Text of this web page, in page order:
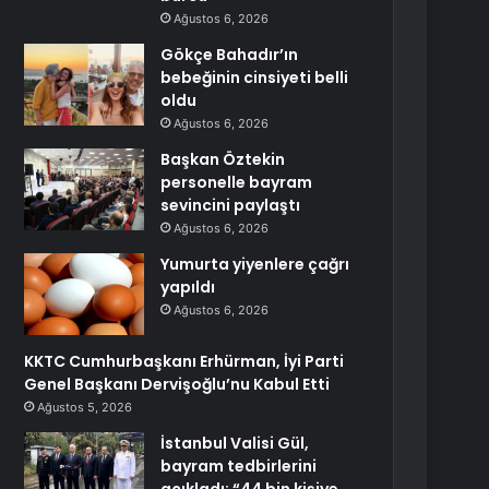
Ağustos 6, 2026
Gökçe Bahadır’ın
bebeğinin cinsiyeti belli
oldu
Ağustos 6, 2026
Başkan Öztekin
personelle bayram
sevincini paylaştı
Ağustos 6, 2026
Yumurta yiyenlere çağrı
yapıldı
Ağustos 6, 2026
KKTC Cumhurbaşkanı Erhürman, İyi Parti
Genel Başkanı Dervişoğlu’nu Kabul Etti
Ağustos 5, 2026
İstanbul Valisi Gül,
bayram tedbirlerini